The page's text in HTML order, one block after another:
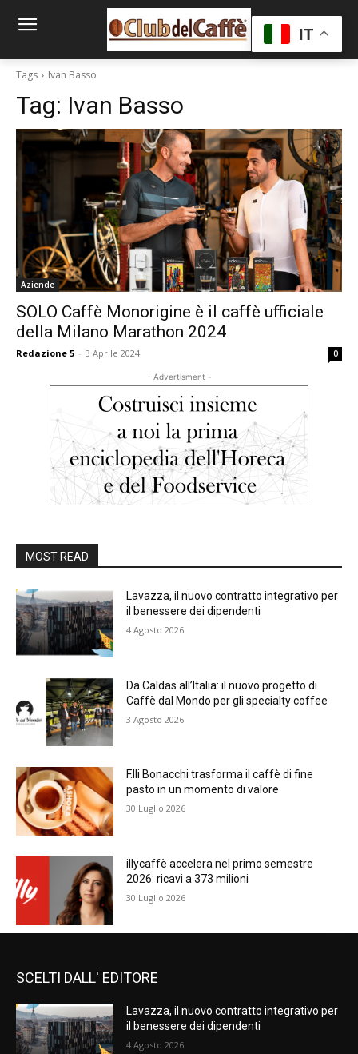
Tags Ivan Basso
Tag: Ivan Basso
Aziende
SOLO Caffè Monorigine è il caffè ufficiale
della Milano Marathon 2024
Redazione 5 - 3 Aprile 2024 0
- Advertisment -
MOST READ
Lavazza, il nuovo contratto integrativo per
il benessere dei dipendenti
4 Agosto 2026
Da Caldas all’Italia: il nuovo progetto di
Caffè dal Mondo per gli specialty coffee
3 Agosto 2026
F.lli Bonacchi trasforma il caffè di fine
pasto in un momento di valore
30 Luglio 2026
illycaffè accelera nel primo semestre
2026: ricavi a 373 milioni
30 Luglio 2026
SCELTI DALL' EDITORE
Lavazza, il nuovo contratto integrativo per
il benessere dei dipendenti
4 Agosto 2026
IT